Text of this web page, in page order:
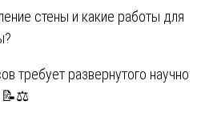
стены и какие работы для
требует развернутого научно
📝⚖️